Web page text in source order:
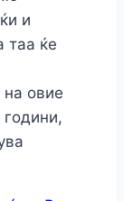
и
таа ќе
на овие